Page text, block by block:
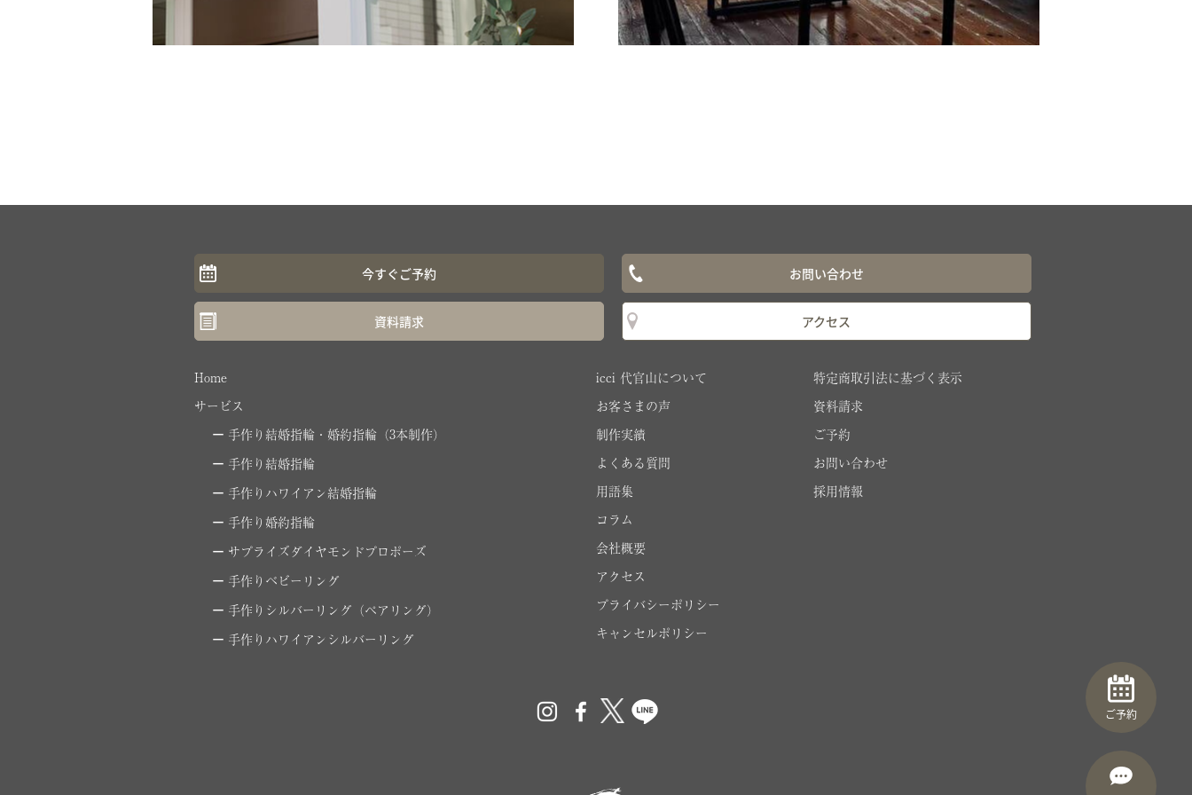
ご予約
今すぐご予約 お問い合わせ
資料請求 アクセス
Home
サービス
手作り結婚指輪・婚約指輪（3本制作）
手作り結婚指輪
手作りハワイアン結婚指輪
手作り婚約指輪
サプライズダイヤモンドプロポーズ
手作りベビーリング
手作りシルバーリング（ペアリング）
手作りハワイアンシルバーリング
icci 代官山について
お客さまの声
制作実績
よくある質問
用語集
コラム
会社概要
アクセス
プライバシーポリシー
キャンセルポリシー
特定商取引法に基づく表示
資料請求
ご予約
お問い合わせ
採用情報